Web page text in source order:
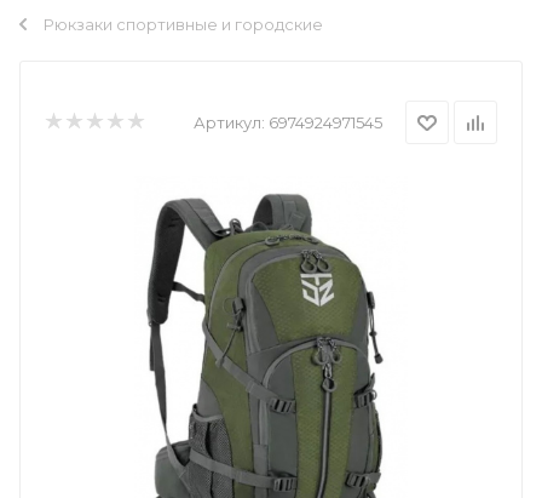
Рюкзаки спортивные и городские
Артикул: 6974924971545